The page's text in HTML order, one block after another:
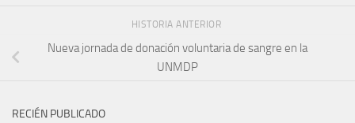
HISTORIA ANTERIOR
Nueva jornada de donación voluntaria de sangre en la
UNMDP
RECIÉN PUBLICADO